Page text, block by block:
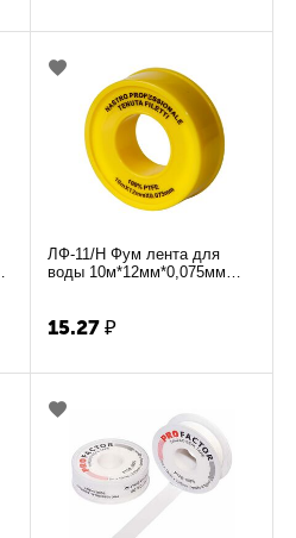
ЛФ-11/Н Фум лента для
воды 10м*12мм*0,075мм
15.27 ₽